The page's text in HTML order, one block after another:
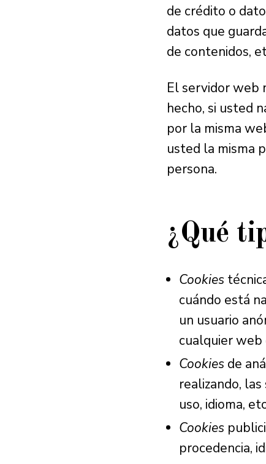
de crédito o
datos que
de contenidos,
El servidor web
hecho, si usted
por la misma
usted la misma
persona.
¿Qué
Cookies
cuándo está
un usuario
cualquier web
Cookies de
realizando,
uso, idioma,
Cookies
procedencia,